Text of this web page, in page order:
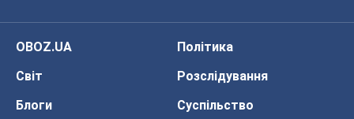
OBOZ.UA
Політика
Світ
Розслідування
Блоги
Суспільство